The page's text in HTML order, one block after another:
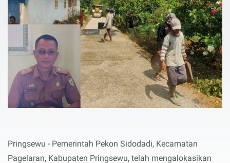
Pringsewu - Pemerintah Pekon Sidodadi, Kecamatan
Pagelaran, Kabupaten Pringsewu, telah mengalokasikan